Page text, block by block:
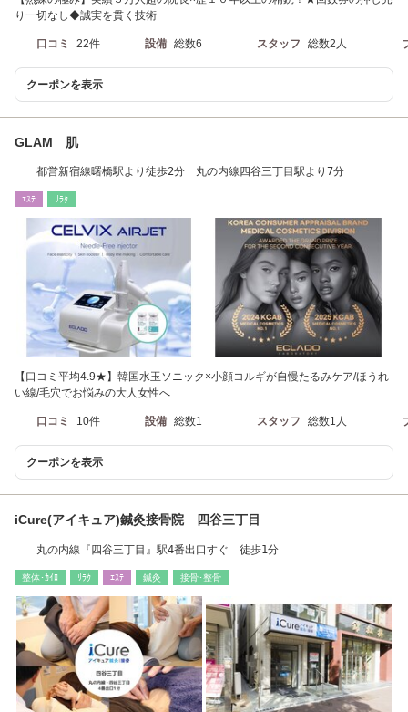
り一切なし◆誠実を貫く技術
口コミ 22件 設備 総数6 スタッフ 総数2人
クーポンを表示
GLAM 肌
都営新宿線曙橋駅より徒歩2分 丸の内線四谷三丁目駅より7分
ｴｽﾃ ﾘﾗｸ
【口コミ平均4.9★】韓国水玉ソニック×小顔コルギが自慢たるみケア/ほうれ
い線/毛穴でお悩みの大人女性へ
口コミ 10件 設備 総数1 スタッフ 総数1人
クーポンを表示
iCure(アイキュア)鍼灸接骨院 四谷三丁目
丸の内線『四谷三丁目』駅4番出口すぐ 徒歩1分
整体･ｶｲﾛ ﾘﾗｸ ｴｽﾃ 鍼灸 接骨･整骨